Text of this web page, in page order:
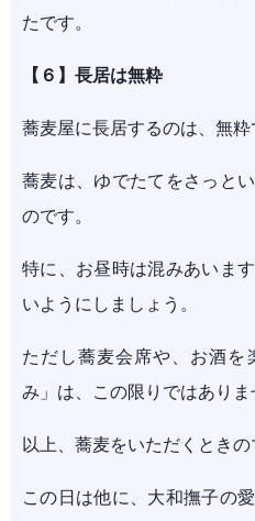
たです。
【６】長居は無粋
蕎麦屋に長居するのは、無粋
蕎麦は、ゆでたてをさっと
のです。
特に、お昼時は混みあいま
いようにしましょう。
ただし蕎麦会席や、お酒を
み」は、この限りではありま
以上、蕎麦をいただくときの
この日は他に、大和撫子の